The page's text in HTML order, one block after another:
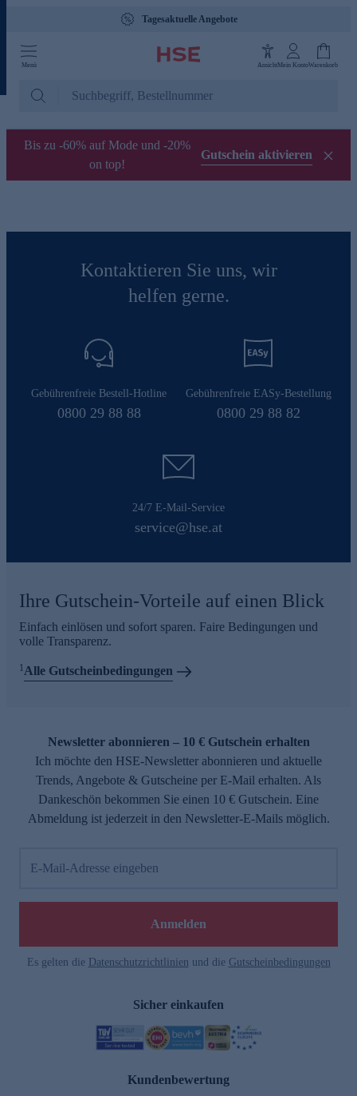
Tagesaktuelle Angebote
Menü AnsichtMein KontoWarenkorb
Bis zu -60% auf Mode und -20%
on top!
Gutschein aktivieren
Kontaktieren Sie uns, wir
helfen gerne.
Gebührenfreie Bestell-Hotline
0800 29 88 88
Gebührenfreie EASy-Bestellung
0800 29 88 82
24/7 E-Mail-Service
service@hse.at
Ihre Gutschein-Vorteile auf einen Blick
Einfach einlösen und sofort sparen. Faire Bedingungen und
volle Transparenz.
1Alle Gutscheinbedingungen
Newsletter abonnieren – 10 € Gutschein erhalten
Ich möchte den HSE-Newsletter abonnieren und aktuelle
Trends, Angebote & Gutscheine per E-Mail erhalten. Als
Dankeschön bekommen Sie einen 10 € Gutschein. Eine
Abmeldung ist jederzeit in den Newsletter-E-Mails möglich.
E-Mail-Adresse eingeben
Anmelden
Es gelten die Datenschutzrichtlinien und die Gutscheinbedingungen
Sicher einkaufen
Kundenbewertung